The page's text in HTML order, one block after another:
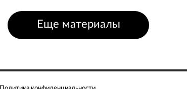
Еще материалы